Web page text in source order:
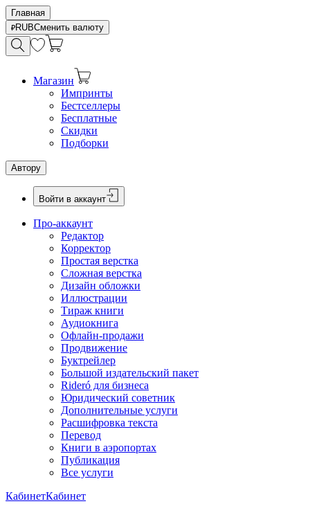
Главная
RUBСменить валюту
Магазин
Импринты
Бестселлеры
Бесплатные
Скидки
Подборки
Автору
Войти в аккаунт
Про-аккаунт
Редактор
Корректор
Простая верстка
Сложная верстка
Дизайн обложки
Иллюстрации
Тираж книги
Аудиокнига
Офлайн-продажи
Продвижение
Буктрейлер
Большой издательский пакет
Rideró для бизнеса
Юридический советник
Дополнительные услуги
Расшифровка текста
Перевод
Книги в аэропортах
Публикация
Все услуги
КабинетКабинет